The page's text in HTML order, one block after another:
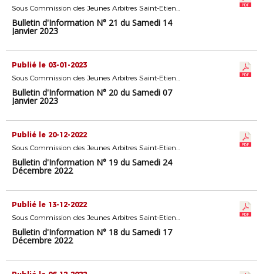
Sous Commission des Jeunes Arbitres Saint-Etienne
Bulletin d'Information N° 21 du Samedi 14
Janvier 2023
Publié le 03-01-2023
Sous Commission des Jeunes Arbitres Saint-Etienne
Bulletin d'Information N° 20 du Samedi 07
Janvier 2023
Publié le 20-12-2022
Sous Commission des Jeunes Arbitres Saint-Etienne
Bulletin d'Information N° 19 du Samedi 24
Décembre 2022
Publié le 13-12-2022
Sous Commission des Jeunes Arbitres Saint-Etienne
Bulletin d'Information N° 18 du Samedi 17
Décembre 2022